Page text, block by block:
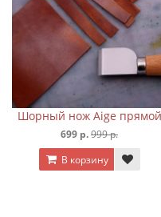
Шорный нож Aige прямой
699 р.999 р.
В корзину